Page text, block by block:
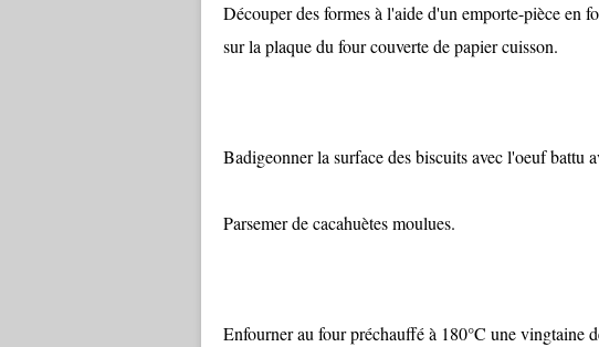
Découper des formes à l'aide d'un emporte-pièce en
sur la plaque du four couverte de papier cuisson.
Badigeonner la surface des biscuits avec l'oeuf battu
Parsemer de cacahuètes moulues.
Enfourner au four préchauffé à 180°C une vingtaine